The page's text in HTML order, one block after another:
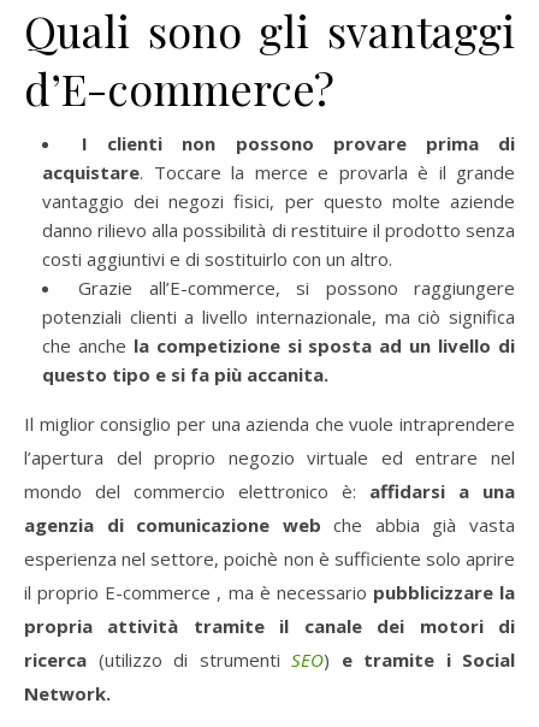
Quali sono gli svantaggi
d’E-commerce?
I clienti non possono provare prima di
acquistare. Toccare la merce e provarla è il grande
vantaggio dei negozi fisici, per questo molte aziende
danno rilievo alla possibilità di restituire il prodotto senza
costi aggiuntivi e di sostituirlo con un altro.
Grazie all’E-commerce, si possono raggiungere
potenziali clienti a livello internazionale, ma ciò significa
che anche la competizione si sposta ad un livello di
questo tipo e si fa più accanita.
Il miglior consiglio per una azienda che vuole intraprendere
l’apertura del proprio negozio virtuale ed entrare nel
mondo del commercio elettronico è: affidarsi a una
agenzia di comunicazione web che abbia già vasta
esperienza nel settore, poichè non è sufficiente solo aprire
il proprio E-commerce , ma è necessario pubblicizzare la
propria attività tramite il canale dei motori di
ricerca (utilizzo di strumenti SEO) e tramite i Social
Network.